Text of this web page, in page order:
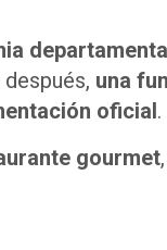
después, una
oficial.
gourmet